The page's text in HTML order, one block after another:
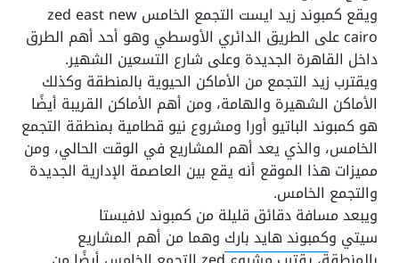
ويقع كمبوند زيد ايست التجمع الخامسzed east new
cairoعلى الطريق الدائري الأوسطي وهو أحد أهم الطرق
داخل القاهرة الجديدة وعلى شارع التسعين الشهير.
ويقترب زيد التجمع من الأماكن الحيوية بالمنطقة وكذلك
الأماكن الشهيرة والهامة، ومن أهم الأماكن القريبة أيضًا
هو كمبوند الباتيو أورا ومشروع نيو قطامية بمنطقة التجمع
الخامس، والذي يعد أهم المشاريع في الوقت الحالي، ومن
مميزات هذا الموقع أنه يقع بين العاصمة الإدارية الجديدة
والتجمع الخامس.
ويبعد مسافة دقائق قليلة من كمبوند لافيستا
سيتي وكمبوند هايد بارك وهما من أهم المشاريع